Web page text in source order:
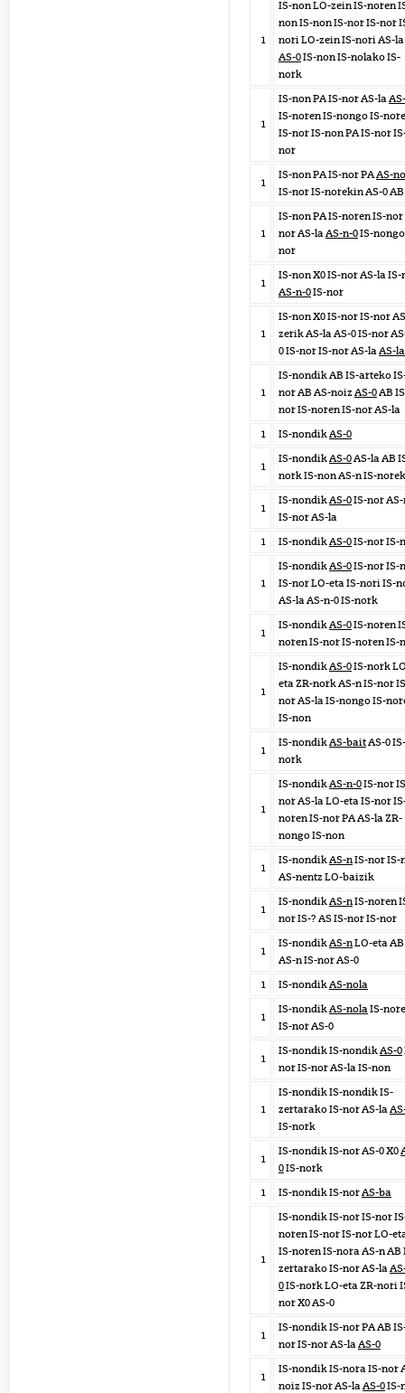
1
IS-non LO-zein IS-noren
non IS-non IS-nor IS-nor
nori LO-zein IS-nori AS-la
AS-0IS-non IS-nolako IS-
nork
1
IS-non PA IS-nor AS-la
IS-noren IS-nongo IS-
IS-nor IS-non PA IS-nor
nor
1
IS-non PA IS-nor PAAS-
IS-nor IS-norekin AS-0 AB
1
IS-non PA IS-noren IS-nor
nor AS-laAS-n-0IS-
nor
1
IS-non X0 IS-nor AS-la
AS-n-0IS-nor
1
IS-non X0 IS-nor IS-nor
zerik AS-la AS-0 IS-nor
0 IS-nor IS-nor AS-laAS-
1
IS-nondik AB IS-arteko
nor AB AS-noiz AS-0AB
nor IS-noren IS-nor AS-la
1
IS-nondikAS-0
1
IS-nondikAS-0AS-la AB
nork IS-non AS-n IS-
1
IS-nondikAS-0IS-nor
IS-nor AS-la
1
IS-nondikAS-0IS-nor IS-
1
IS-nondikAS-0IS-nor IS-
IS-nor LO-eta IS-nori IS-
AS-la AS-n-0 IS-nork
1
IS-nondikAS-0IS-noren
noren IS-nor IS-noren IS-
1
IS-nondikAS-0IS-nork
eta ZR-nork AS-n IS-nor
nor AS-la IS-nongo IS-
IS-non
1
IS-nondikAS-baitAS-0 IS-
nork
1
IS-nondikAS-n-0IS-nor
nor AS-la LO-eta IS-nor
noren IS-nor PA AS-la ZR-
nongo IS-non
1
IS-nondikAS-nIS-nor IS-
AS-nentz LO-baizik
1
IS-nondikAS-nIS-noren
nor IS-? AS IS-nor IS-nor
1
IS-nondikAS-nLO-eta AB
AS-n IS-nor AS-0
1
IS-nondikAS-nola
1
IS-nondikAS-nolaIS-
IS-nor AS-0
1
IS-nondik IS-nondikAS-0
nor IS-nor AS-la IS-non
1
IS-nondik IS-nondik IS-
zertarako IS-nor AS-la
IS-nork
1
IS-nondik IS-nor AS-0 X0
0IS-nork
1
IS-nondik IS-norAS-ba
1
IS-nondik IS-nor IS-nor
noren IS-nor IS-nor LO-
IS-noren IS-nora AS-n AB
zertarako IS-nor AS-la
0IS-nork LO-eta ZR-nori
nor X0 AS-0
1
IS-nondik IS-nor PA AB
nor IS-nor AS-laAS-0
1
IS-nondik IS-nora IS-nor
noiz IS-nor AS-laAS-0IS-